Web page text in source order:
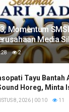
Momentum
Media
2
Tayu Bantah
Horeg, Minta
8, 2026 | 00:10 11